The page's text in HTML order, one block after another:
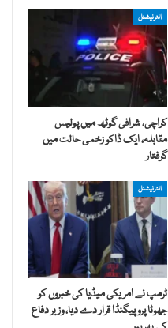
انٹرنیشنل
کراچی، شرافی گوٹھ میں پولیس
مقابلہ، ایک ڈاکو زخمی حالت میں
گرفتار
انٹرنیشنل
ٹرمپ نے امریکی میڈیا کی خبروں کو
جھوٹا پروپیگنڈا قرار دے دیا، وزیر دفاع